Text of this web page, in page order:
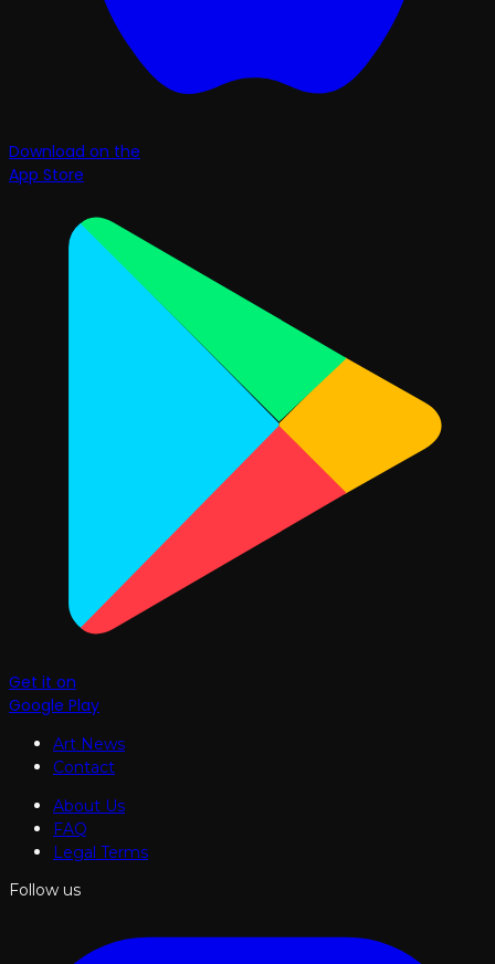
Download on the
App Store
Get it on
Google Play
Art News
Contact
About Us
FAQ
Legal Terms
Follow us